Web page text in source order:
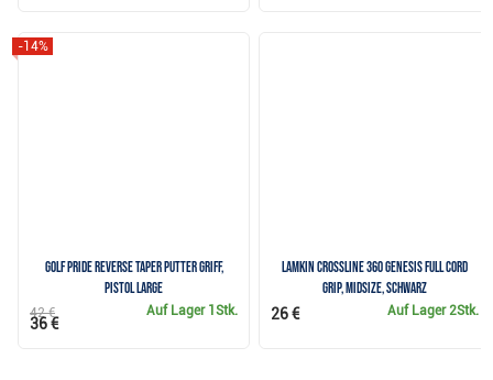
Golf Pride Reverse Taper Putter Griff,
Pistol Large
-14%
Auf Lager 1Stk.
42 €
36 €
Lamkin Crossline 360 Genesis Full Cord
Grip, Midsize, Schwarz
Auf Lager2Stk.
26 €